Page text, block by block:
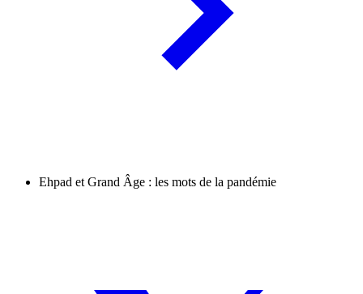
Ehpad et Grand Âge : les mots de la pandémie